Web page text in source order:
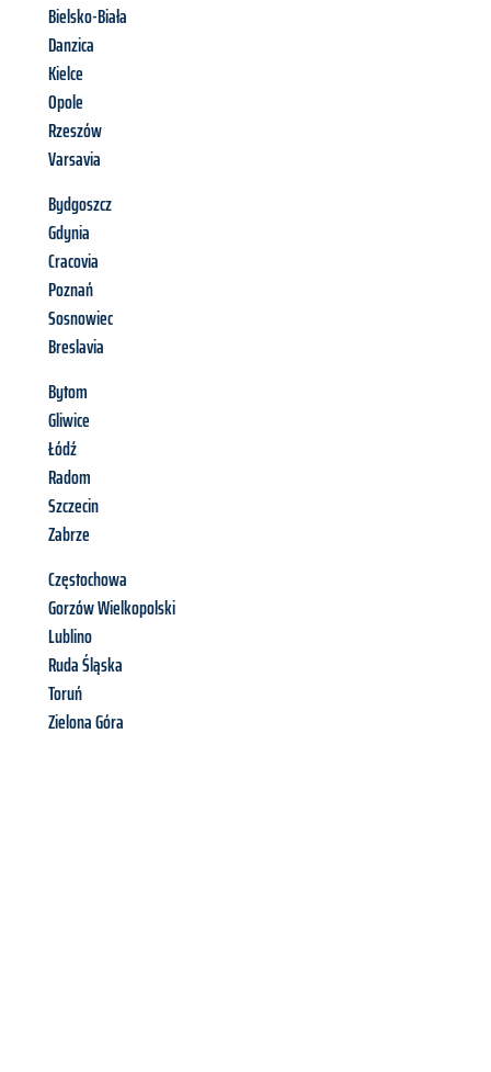
Bielsko-Biała
Danzica
Kielce
Opole
Rzeszów
Varsavia
Bydgoszcz
Gdynia
Cracovia
Poznań
Sosnowiec
Breslavia
Bytom
Gliwice
Łódź
Radom
Szczecin
Zabrze
Częstochowa
Gorzów Wielkopolski
Lublino
Ruda Śląska
Toruń
Zielona Góra